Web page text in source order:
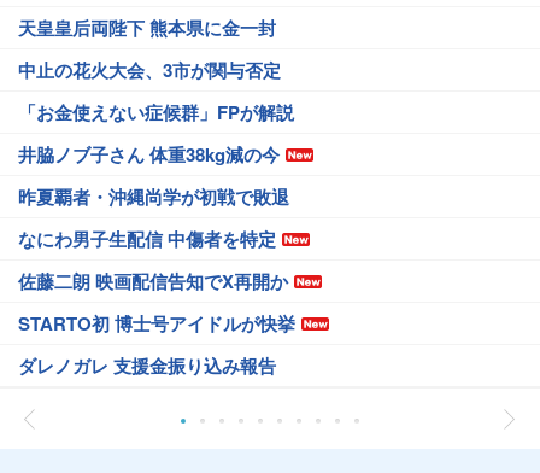
天皇皇后両陛下 熊本県に金一封
中止の花火大会、3市が関与否定
「お金使えない症候群」FPが解説
井脇ノブ子さん 体重38kg減の今
昨夏覇者・沖縄尚学が初戦で敗退
なにわ男子生配信 中傷者を特定
佐藤二朗 映画配信告知でX再開か
STARTO初 博士号アイドルが快挙
ダレノガレ 支援金振り込み報告